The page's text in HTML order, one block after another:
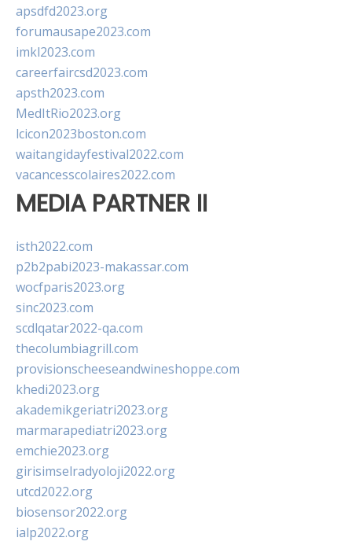
apsdfd2023.org
forumausape2023.com
imkl2023.com
careerfaircsd2023.com
apsth2023.com
MedItRio2023.org
lcicon2023boston.com
waitangidayfestival2022.com
vacancesscolaires2022.com
MEDIA PARTNER II
isth2022.com
p2b2pabi2023-makassar.com
wocfparis2023.org
sinc2023.com
scdlqatar2022-qa.com
thecolumbiagrill.com
provisionscheeseandwineshoppe.com
khedi2023.org
akademikgeriatri2023.org
marmarapediatri2023.org
emchie2023.org
girisimselradyoloji2022.org
utcd2022.org
biosensor2022.org
ialp2022.org